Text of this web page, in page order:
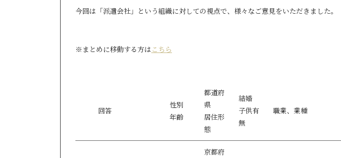
今回は「派遣会社」という組織に対しての視点で、様々なご意見をいただきました。
※まとめに移動する方は こちら
回答
性別
年齢
都道府
県
居住形
態
結婚
子供有
無
職業、業種
京都府